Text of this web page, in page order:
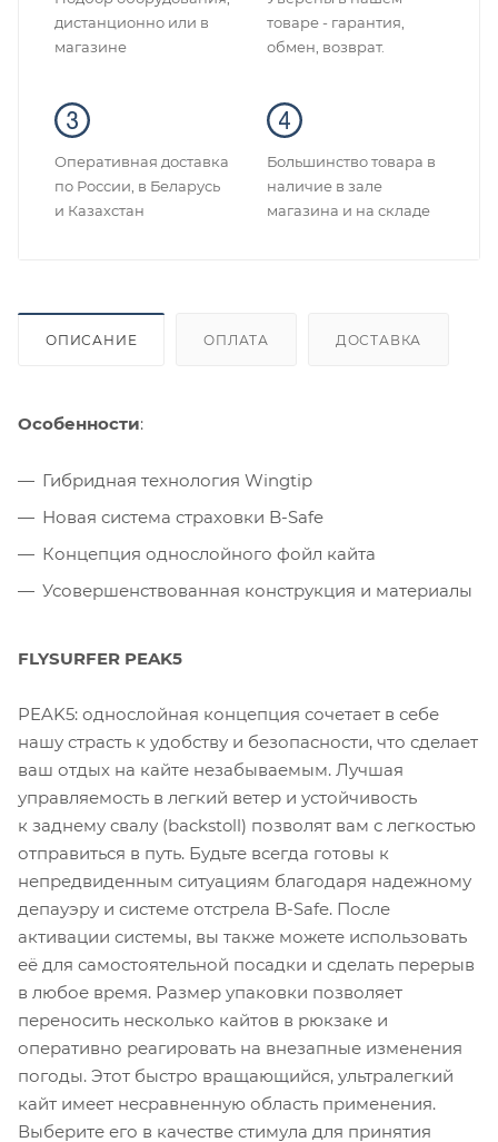
дистанционно или в
магазине
товаре - гарантия,
обмен, возврат.
Оперативная доставка
по России, в Беларусь
и Казахстан
Большинство товара в
наличие в зале
магазина и на складе
ОПИСАНИЕ ОПЛАТА ДОСТАВКА
Особенности:
Гибридная технология Wingtip
Новая система страховки B-Safe
Концепция однослойного фойл кайта
Усовершенствованная конструкция и материалы
FLYSURFER PEAK5
PEAK5: однослойная концепция сочетает в себе
нашу страсть к удобству и безопасности, что сделает
ваш отдых на кайте незабываемым. Лучшая
управляемость в легкий ветер и устойчивость
к заднему свалу (backstoll) позволят вам с легкостью
отправиться в путь. Будьте всегда готовы к
непредвиденным ситуациям благодаря надежному
депауэру и системе отстрела B-Safe. После
активации системы, вы также можете использовать
её для самостоятельной посадки и сделать перерыв
в любое время. Размер упаковки позволяет
переносить несколько кайтов в рюкзаке и
оперативно реагировать на внезапные изменения
погоды. Этот быстро вращающийся, ультралегкий
кайт имеет несравненную область применения.
Выберите его в качестве стимула для принятия